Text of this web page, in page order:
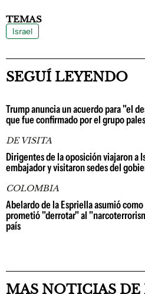
TEMAS
Israel
SEGUÍ LEYENDO
Trump anuncia un acuerdo para "el
que fue confirmado por el grupo
DE VISITA
Dirigentes de la oposición viajaron a
embajador y visitaron sedes del
COLOMBIA
Abelardo de la Espriella asumió
prometió "derrotar" al
país
MAS NOTICIAS